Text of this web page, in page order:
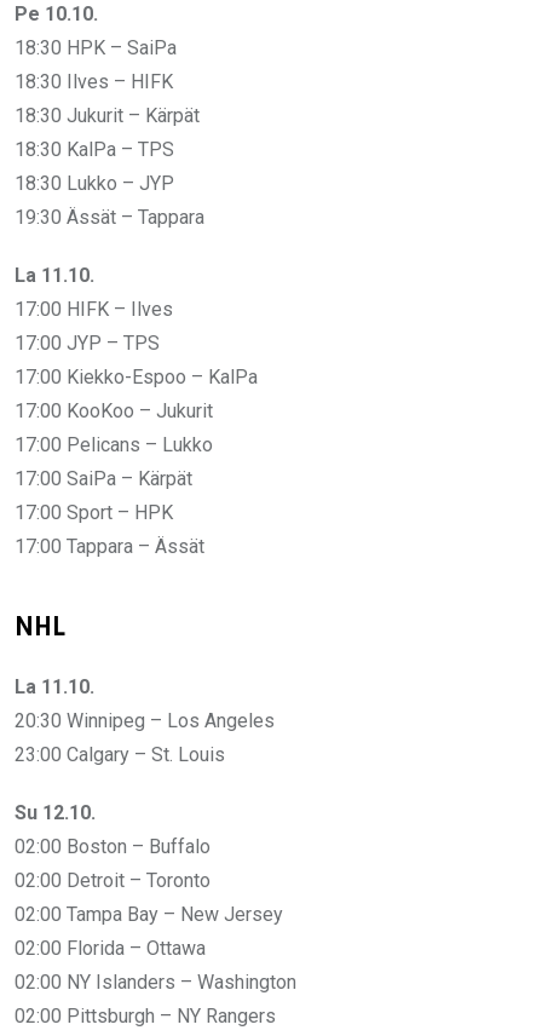
Pe 10.10.
18:30 HPK – SaiPa
18:30 Ilves – HIFK
18:30 Jukurit – Kärpät
18:30 KalPa – TPS
18:30 Lukko – JYP
19:30 Ässät – Tappara
La 11.10.
17:00 HIFK – Ilves
17:00 JYP – TPS
17:00 Kiekko-Espoo – KalPa
17:00 KooKoo – Jukurit
17:00 Pelicans – Lukko
17:00 SaiPa – Kärpät
17:00 Sport – HPK
17:00 Tappara – Ässät
NHL
La 11.10.
20:30 Winnipeg – Los Angeles
23:00 Calgary – St. Louis
Su 12.10.
02:00 Boston – Buffalo
02:00 Detroit – Toronto
02:00 Tampa Bay – New Jersey
02:00 Florida – Ottawa
02:00 NY Islanders – Washington
02:00 Pittsburgh – NY Rangers